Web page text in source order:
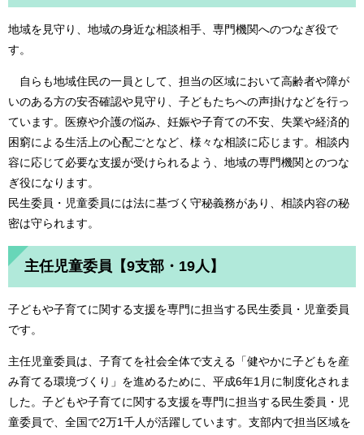
地域を見守り、地域の身近な相談相手、専門機関へのつなぎ役で
す。
自らも地域住民の一員として、担当の区域において高齢者や障が
いのある方の安否確認や見守り、子どもたちへの声掛けなどを行っ
ています。医療や介護の悩み、妊娠や子育ての不安、失業や経済的
困窮による生活上の心配ごとなど、様々な相談に応じます。相談内
容に応じて必要な支援が受けられるよう、地域の専門機関とのつな
ぎ役になります。
民生委員・児童委員には法に基づく守秘義務があり、相談内容の秘
密は守られます。
主任児童委員【9支部・19人】
子どもや子育てに関する支援を専門に担当する民生委員・児童委員
です。
主任児童委員は、子育てを社会全体で支える「健やかに子どもを産
み育てる環境づくり」を進めるために、平成6年1月に制度化されま
した。子どもや子育てに関する支援を専門に担当する民生委員・児
童委員で、全国で2万1千人が活躍しています。支部内で担当区域を